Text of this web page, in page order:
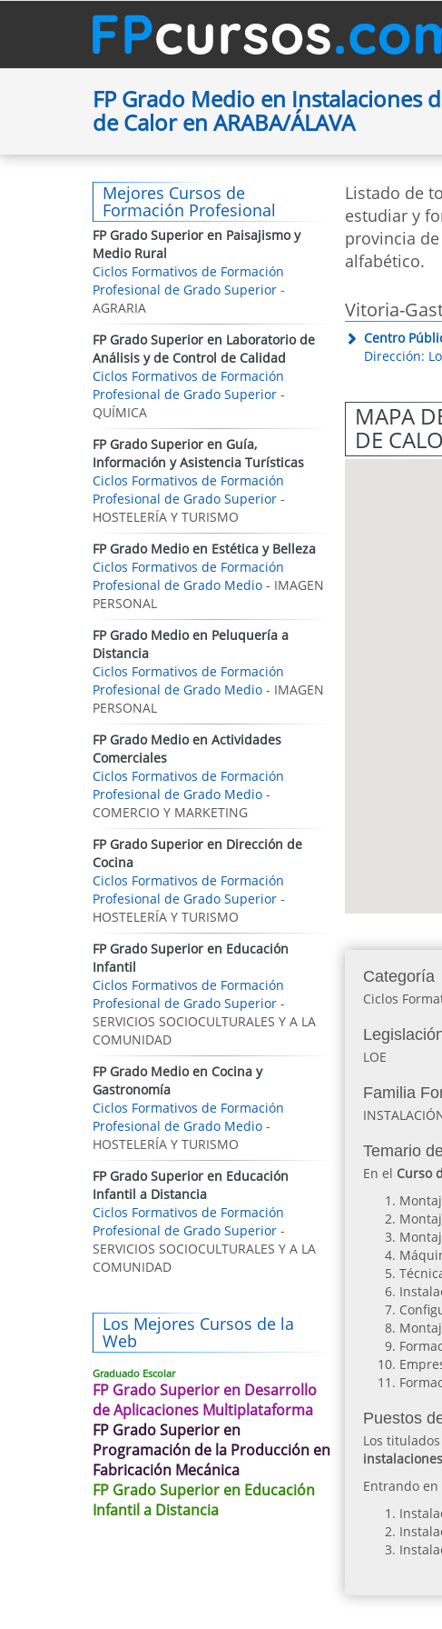
FP Grado Medio en Instalaciones
de Calor en ARABA/ÁLAVA
Listado de
estudiar y
provincia
alfabético.
Vitoria-
Centro
Dirección:
MAPA
DE
Categoría
Ciclos
LOE
Familia
Temario
En el Curso
Puestos
Los
Entrando
Mejores Cursos de
Formación Profesional
FP Grado Superior en Paisajismo y
Medio Rural
Ciclos Formativos de Formación
Profesional de Grado Superior -
AGRARIA
FP Grado Superior en Laboratorio de
Análisis y de Control de Calidad
Ciclos Formativos de Formación
Profesional de Grado Superior -
QUÍMICA
FP Grado Superior en Guía,
Información y Asistencia Turísticas
Ciclos Formativos de Formación
Profesional de Grado Superior -
HOSTELERÍA Y TURISMO
FP Grado Medio en Estética y Belleza
Ciclos Formativos de Formación
Profesional de Grado Medio - IMAGEN
PERSONAL
FP Grado Medio en Peluquería a
Distancia
Ciclos Formativos de Formación
Profesional de Grado Medio - IMAGEN
PERSONAL
FP Grado Medio en Actividades
Comerciales
Ciclos Formativos de Formación
Profesional de Grado Medio -
COMERCIO Y MARKETING
FP Grado Superior en Dirección de
Cocina
Ciclos Formativos de Formación
Profesional de Grado Superior -
HOSTELERÍA Y TURISMO
FP Grado Superior en Educación
Infantil
Ciclos Formativos de Formación
Profesional de Grado Superior -
SERVICIOS SOCIOCULTURALES Y A LA
COMUNIDAD
FP Grado Medio en Cocina y
Gastronomía
Ciclos Formativos de Formación
Profesional de Grado Medio -
HOSTELERÍA Y TURISMO
FP Grado Superior en Educación
Infantil a Distancia
Ciclos Formativos de Formación
Profesional de Grado Superior -
SERVICIOS SOCIOCULTURALES Y A LA
COMUNIDAD
Los Mejores Cursos de la
Web
Graduado Escolar
FP Grado Superior en Desarrollo
de Aplicaciones Multiplataforma
FP Grado Superior en
Programación de la Producción en
Fabricación Mecánica
FP Grado Superior en Educación
Infantil a Distancia